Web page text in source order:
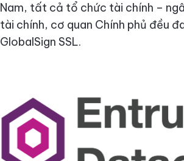
Nam, tất cả tổ chức tài chính –
tài chính, cơ quan Chính phủ đều
GlobalSign SSL.